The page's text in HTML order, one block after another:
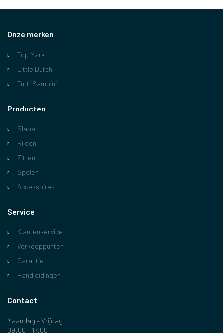
Onze merken
Top Mark
Little Dutch
Tutti Bambini
Producten
Slapen
Rijden
Zitten
Spelen
Accessoires
Service
Klantenservice
Verkooppunten
Garantie
Handleidingen
Contact
Maandag – Vrijdag
09:00 – 17:00